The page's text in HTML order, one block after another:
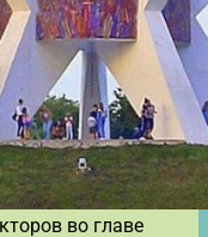
во главе